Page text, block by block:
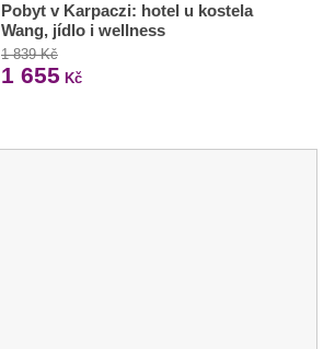
Pobyt v Karpaczi: hotel u kostela
Wang, jídlo i wellness
1 839 Kč
1 655 Kč